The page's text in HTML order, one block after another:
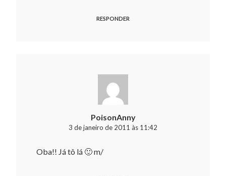
RESPONDER
PoisonAnny
3 de janeiro de 2011 às 11:42
Oba!! Já tô lá 🙂 m/